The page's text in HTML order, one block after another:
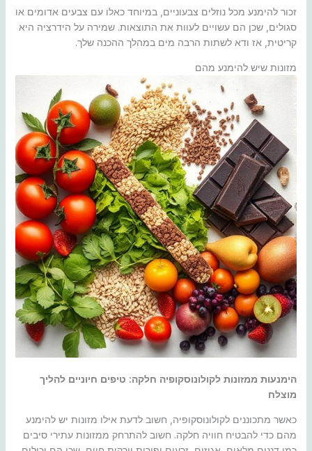
זכור להימנע מכל נוזלים צבעוניים, במיוחד כאלו עם צבעים אדומים או
סגולים, שכן הם עשויים לעוות את התוצאות. שמירה על הידרציה היא
קריטית, אז ודא לשתות הרבה מים במהלך ההכנה שלך.
מזונות שיש להימנע מהם
הימנעות ממזונות לקולונוסקופיה חלקה: טיפים חיוניים להליך
מוצלח
כאשר מתכוננים לקולונוסקופיה, חשוב לדעת אילו מזונות יש להימנע
מהם כדי להבטיח חוויה חלקה. חשוב להתרחק ממזונות עתירי סיבים